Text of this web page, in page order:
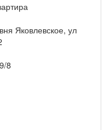
Яковлевское, ул
8